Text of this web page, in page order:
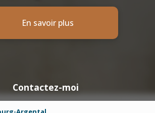
En savoir plus
Contactez-moi